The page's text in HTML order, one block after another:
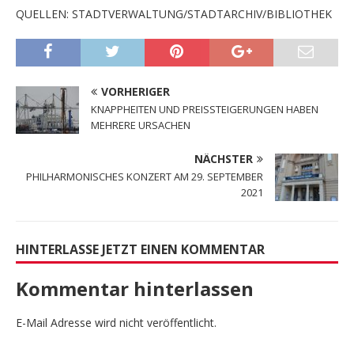
QUELLEN: STADTVERWALTUNG/STADTARCHIV/BIBLIOTHEK
VORHERIGER
KNAPPHEITEN UND PREISSTEIGERUNGEN HABEN
MEHRERE URSACHEN
NÄCHSTER
PHILHARMONISCHES KONZERT AM 29. SEPTEMBER
2021
HINTERLASSE JETZT EINEN KOMMENTAR
Kommentar hinterlassen
E-Mail Adresse wird nicht veröffentlicht.